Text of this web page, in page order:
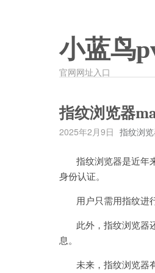
小蓝鸟
官网网址入口
指纹浏览器
2025年2月9日 指纹浏
指纹浏览器是近年来
身份认证。
用户只需用指纹进行
此外，指纹浏览器还
息。
未来，指纹浏览器有